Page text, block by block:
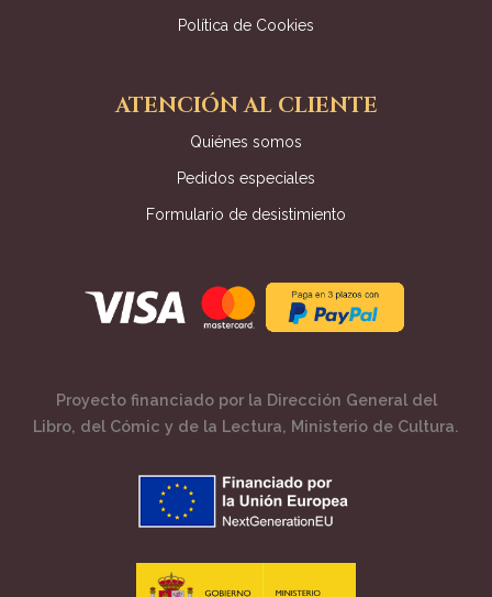
Política de Cookies
ATENCIÓN AL CLIENTE
Quiénes somos
Pedidos especiales
Formulario de desistimiento
Proyecto financiado por la Dirección General del
Libro, del Cómic y de la Lectura, Ministerio de Cultura.